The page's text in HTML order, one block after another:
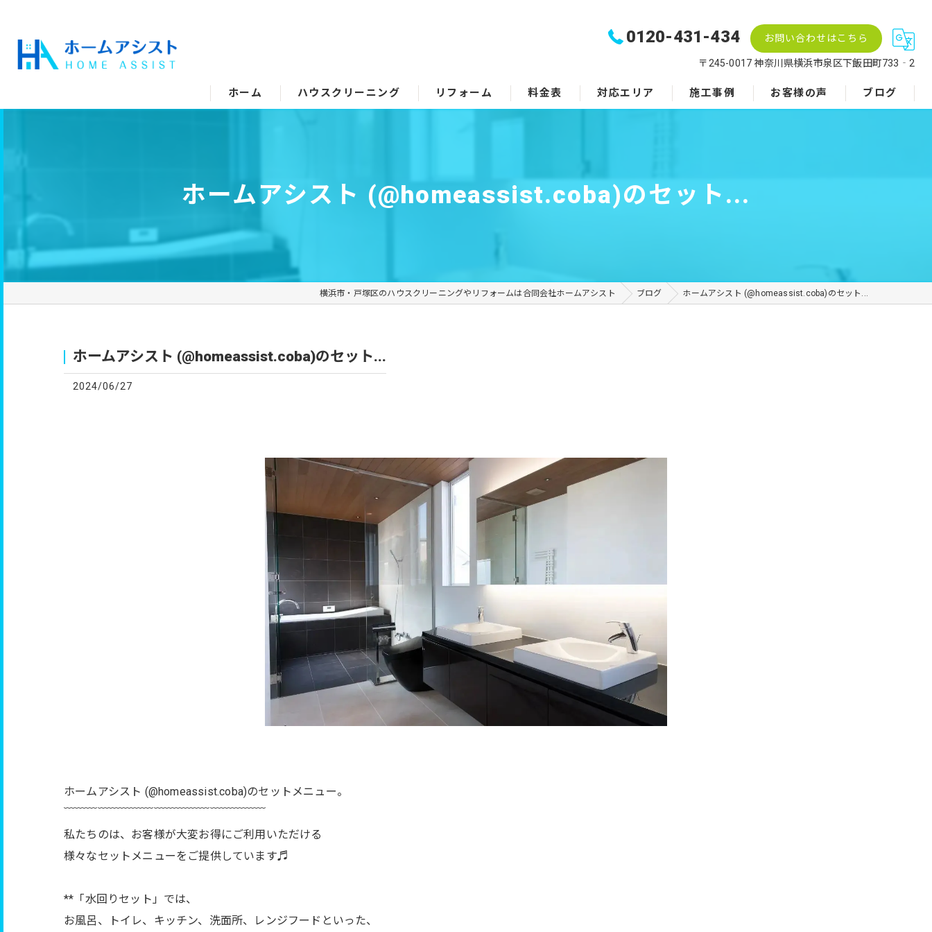
0120-431-434 お問い合わせはこちら
〒245-0017 神奈川県横浜市泉区下飯田町733‐2
ホーム ハウスクリーニング
エアコンクリーニング
洗面所
リフォーム
浴室リフォーム
その他のリフォーム
料金表 対応エリア 施工事例 お客様の声 ブログ
ホームアシスト (@homeassist.coba)のセット...
横浜市・戸塚区のハウスクリーニングやリフォームは合同会社ホームアシスト ブログ ホームアシスト (@homeassist.coba)のセット...
ホームアシスト (@homeassist.coba)のセット...
2024/06/27
ホームアシスト (@homeassist.coba)のセットメニュー。
﹋﹋﹋﹋﹋﹋﹋﹋﹋﹋﹋﹋﹋﹋﹋﹋﹋﹋
私たちのは、お客様が大変お得にご利用いただける
様々なセットメニューをご提供しています♬
**「水回りセット」では、
お風呂、トイレ、キッチン、洗面所、レンジフードといった、